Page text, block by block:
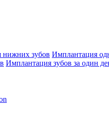
нижних зубов Имплантация
Имплантация зубов за один